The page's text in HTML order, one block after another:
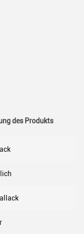
des Produkts